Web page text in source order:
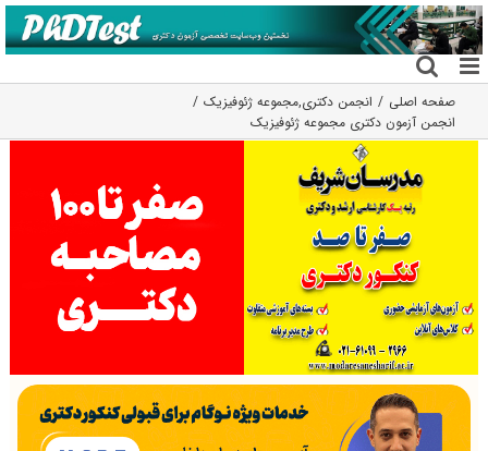
رفتن
به
محتوا
صفحه اصلی انجمن دکتری,مجموعه ژئوفیزیک
انجمن آزمون دکتری مجموعه ژئوفیزیک